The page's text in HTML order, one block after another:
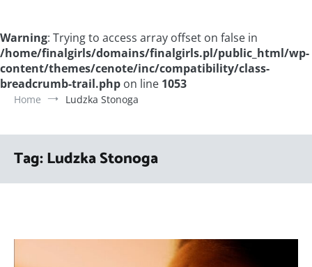
Warning: Trying to access array offset on false in
/home/finalgirls/domains/finalgirls.pl/public_html/wp-
content/themes/cenote/inc/compatibility/class-
breadcrumb-trail.php on line 1053
Home Ludzka Stonoga
Tag:Ludzka Stonoga